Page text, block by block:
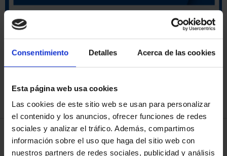
Consentimiento Detalles Acerca de las cookies
Esta página web usa cookies
Las cookies de este sitio web se usan para personalizar
el contenido y los anuncios, ofrecer funciones de redes
sociales y analizar el tráfico. Además, compartimos
información sobre el uso que haga del sitio web con
nuestros partners de redes sociales, publicidad y análisis
REFINAR
4 Productos encontrados